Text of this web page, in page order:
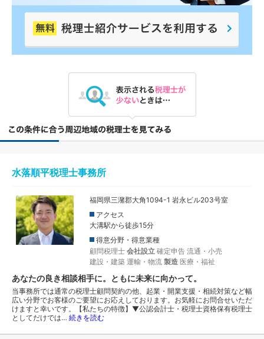
水落順平税理士事務所
福岡県三潴郡大角1094-1 岩永ビル203号室
アクセス
大溝駅から徒歩15分
得意分野・得意業種
顧問税理士 会社設立 確定申告 流通・小売
建設・建築 運輸・物流 製造 医療・福祉
あなたの良き相談相手に。ともに未来に向かって。
当事務所では通常の税理士顧問契約の他、起業・開業支援・相続対策など幅
広い分野でお客様のご要望にお応えしております。お気軽にお問合せいただ
けますと幸いです。【私たちの特徴】▼公認会計士・税理士資格保有税理士
としてだけでは… 続きを読む